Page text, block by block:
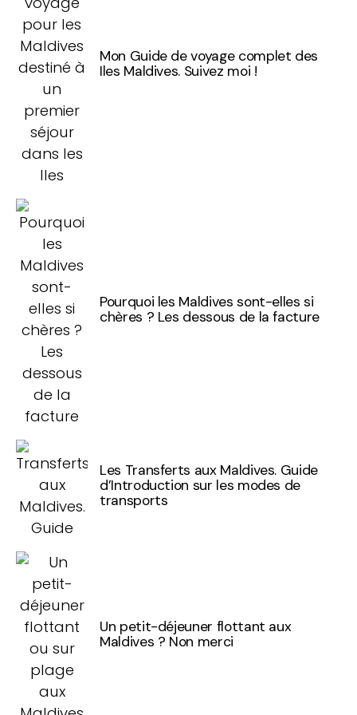
Mon Guide de voyage complet des
Iles Maldives. Suivez moi !
Pourquoi les Maldives sont-elles si
chères ? Les dessous de la facture
Les Transferts aux Maldives. Guide
d’Introduction sur les modes de
transports
Un petit-déjeuner flottant aux
Maldives ? Non merci